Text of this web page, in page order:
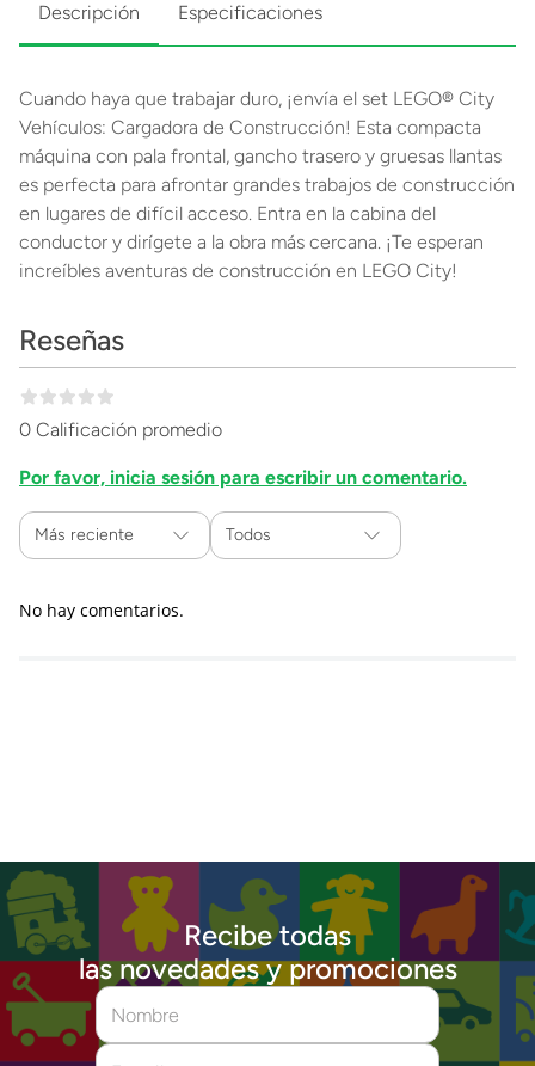
Descripción Especificaciones
Cuando haya que trabajar duro, ¡envía el set LEGO® City
Vehículos: Cargadora de Construcción! Esta compacta
máquina con pala frontal, gancho trasero y gruesas llantas
es perfecta para afrontar grandes trabajos de construcción
en lugares de difícil acceso. Entra en la cabina del
conductor y dirígete a la obra más cercana. ¡Te esperan
increíbles aventuras de construcción en LEGO City!
Reseñas
0 Calificación promedio
Por favor, inicia sesión para escribir un comentario.
Más reciente Todos
No hay comentarios.
Recibe todas
las novedades y promociones